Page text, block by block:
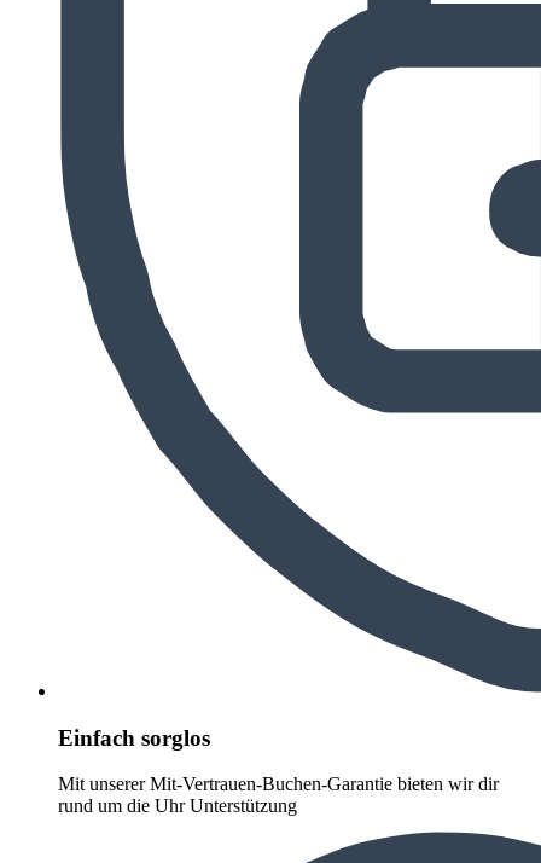
Einfach sorglos
Mit unserer Mit-Vertrauen-Buchen-Garantie bieten wir dir
rund um die Uhr Unterstützung